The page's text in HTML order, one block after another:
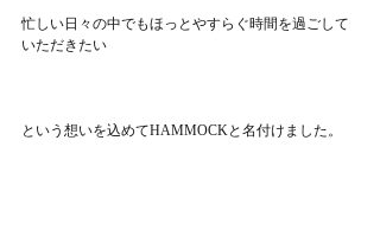
忙しい日々の中でもほっとやすらぐ時間を過ごして
いただきたい
という想いを込めてHAMMOCKと名付けました。